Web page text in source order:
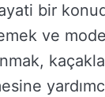
bir
ve